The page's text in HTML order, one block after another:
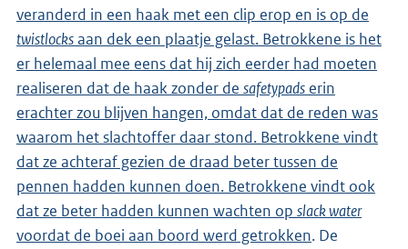
veranderd in een haak met een clip erop en is op de
twistlocksaan dek een plaatje gelast. Betrokkene is het
er helemaal mee eens dat hij zich eerder had moeten
realiseren dat de haak zonder de safetypads erin
erachter zou blijven hangen, omdat dat de reden was
waarom het slachtoffer daar stond. Betrokkene vindt
dat ze achteraf gezien de draad beter tussen de
pennen hadden kunnen doen. Betrokkene vindt ook
dat ze beter hadden kunnen wachten op slack water
voordat de boei aan boord werd getrokken. De